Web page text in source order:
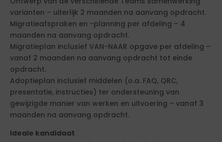
varianten – uiterlijk 2 maanden na aanvang opdracht.
Migratieafspraken en -planning per afdeling – 4
maanden na aanvang opdracht.
Migratieplan inclusief VAN-NAAR opgave per afdeling –
vanaf 2 maanden na aanvang opdracht tot einde
opdracht.
Adoptieplan inclusief middelen (o.a. FAQ, QRC,
presentatie, instructies) ter ondersteuning van
gewijzigde manier van werken en uitvoering – vanaf 3
maanden na aanvang opdracht.
Ideale kandidaat